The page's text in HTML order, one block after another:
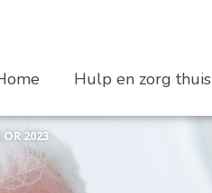
Hulp en zorg thuis
OR 2023